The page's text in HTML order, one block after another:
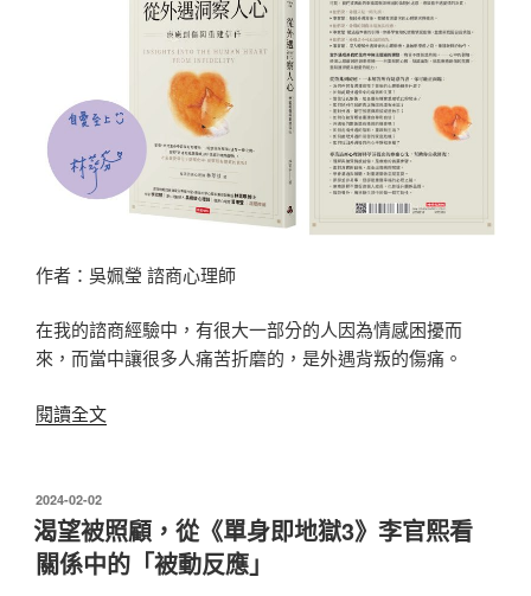
高
值
女
三
特
質〉
作者：吳姵瑩 諮商心理師
在我的諮商經驗中，有很大一部分的人因為情感困擾而
來，而當中讓很多人痛苦折磨的，是外遇背叛的傷痛。
閱讀全文〈願
受
苦
的
發
佈
於
2024-02-02
渴望被照顧，從《單身即地獄3》李官熙看
關係中的「被動反應」